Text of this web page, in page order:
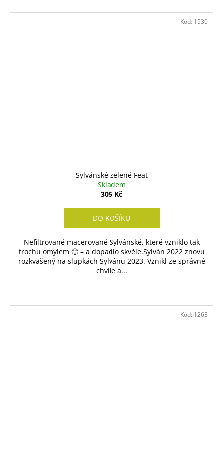
Sylvánské zelené Feat
Skladem
305 Kč
DO KOŠÍKU
Nefiltrované macerované Sylvánské, které vzniklo tak
trochu omylem 🙂 – a dopadlo skvěle.Sylván 2022 znovu
rozkvašený na slupkách Sylvánu 2023. Vznikl ze správné
chvíle a...
Kód: 1530
Kód: 1263